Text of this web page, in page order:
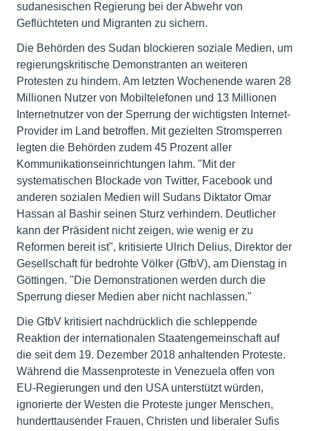
sudanesischen Regierung bei der Abwehr von
Geflüchteten und Migranten zu sichern.
Die Behörden des Sudan blockieren soziale Medien, um
regierungskritische Demonstranten an weiteren
Protesten zu hindern. Am letzten Wochenende waren 28
Millionen Nutzer von Mobiltelefonen und 13 Millionen
Internetnutzer von der Sperrung der wichtigsten Internet-
Provider im Land betroffen. Mit gezielten Stromsperren
legten die Behörden zudem 45 Prozent aller
Kommunikationseinrichtungen lahm. "Mit der
systematischen Blockade von Twitter, Facebook und
anderen sozialen Medien will Sudans Diktator Omar
Hassan al Bashir seinen Sturz verhindern. Deutlicher
kann der Präsident nicht zeigen, wie wenig er zu
Reformen bereit ist", kritisierte Ulrich Delius, Direktor der
Gesellschaft für bedrohte Völker (GfbV), am Dienstag in
Göttingen. "Die Demonstrationen werden durch die
Sperrung dieser Medien aber nicht nachlassen."
Die GfbV kritisiert nachdrücklich die schleppende
Reaktion der internationalen Staatengemeinschaft auf
die seit dem 19. Dezember 2018 anhaltenden Proteste.
Während die Massenproteste in Venezuela offen von
EU-Regierungen und den USA unterstützt würden,
ignorierte der Westen die Proteste junger Menschen,
hunderttausender Frauen, Christen und liberaler Sufis